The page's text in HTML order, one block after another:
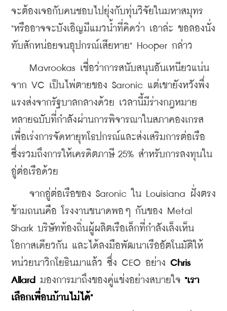
จะต้องเจอกับคนชอบไปยุ่งกับทุ่นวิจัยในมหาสมุทร
"หรืออาจจะบังเอิญมีแมวน้ำที่คิดว่า เอาล่ะ ขอลองนั่ง
ทับสักหน่อยจนอุปกรณ์เสียหาย" Hooper กล่าว
Mavrookas เชื่อว่าการสนับสนุนอันเหนียวแน่น
จาก VC เป็นไพ่ตายของ Saronic แต่เขายังหวังพึ่ง
แรงส่งจากรัฐบาลกลางด้วย เวลานี้มีร่างกฎหมาย
หลายฉบับที่กำลังผ่านการพิจารณาในสภาคองเกรส
เพื่อเร่งการจัดหายุทโธปกรณ์และส่งเสริมการต่อเรือ
ซึ่งรวมถึงการให้เครดิตภาษี 25% สำหรับการลงทุนใน
อู่ต่อเรือด้วย
จากอู่ต่อเรือของ Saronic ใน Louisiana ฝั่งตรง
ข้ามถนนคือ โรงงานขนาดพอๆ กันของ Metal
Shark บริษัทท้องถิ่นผู้ผลิตเรือเล็กที่กำลังเล็งเห็น
โอกาสเดียวกัน และได้ลงมือพัฒนาเรืออัตโนมัติให้
หน่วยนาวิกโยธินมาแล้ว ซึ่ง CEO อย่าง Chris
Allard
มองการมาถึงของคู่แข่งอย่างสบายใจ "เรา
เลือกเพื่อนบ้านไม่ได้"